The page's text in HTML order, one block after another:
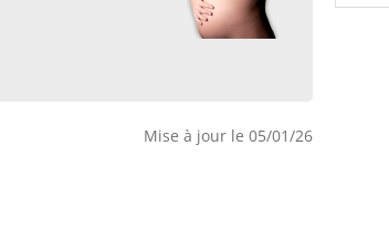
Mise à jour le 05/01/26